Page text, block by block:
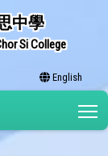
中學
Si College
English